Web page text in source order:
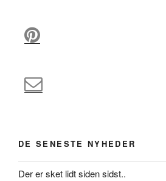
DE SENESTE NYHEDER
Der er sket lidt siden sidst..